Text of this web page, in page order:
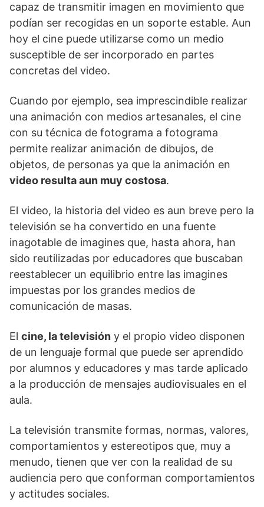
capaz de transmitir imagen en movimiento que
podían ser recogidas en un soporte estable. Aun
hoy el cine puede utilizarse como un medio
susceptible de ser incorporado en partes
concretas del video.
Cuando por ejemplo, sea imprescindible realizar
una animación con medios artesanales, el cine
con su técnica de fotograma a fotograma
permite realizar animación de dibujos, de
objetos, de personas ya que la animación en
video resulta aun muy costosa.
El video, la historia del video es aun breve pero la
televisión se ha convertido en una fuente
inagotable de imagines que, hasta ahora, han
sido reutilizadas por educadores que buscaban
reestablecer un equilibrio entre las imagines
impuestas por los grandes medios de
comunicación de masas.
El cine, la televisión y el propio video disponen
de un lenguaje formal que puede ser aprendido
por alumnos y educadores y mas tarde aplicado
a la producción de mensajes audiovisuales en el
aula.
La televisión transmite formas, normas, valores,
comportamientos y estereotipos que, muy a
menudo, tienen que ver con la realidad de su
audiencia pero que conforman comportamientos
y actitudes sociales.